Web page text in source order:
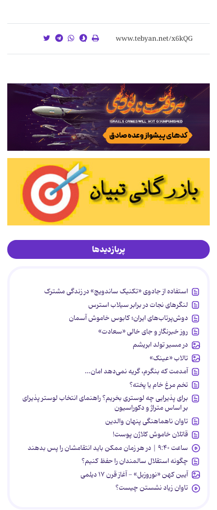
پربازدیدها
استفاده از جادوی «تکنیک ساندویچ» در زندگی مشترک
لنگرهای نجات در برابر سیلاب استرس
دوش‌پرتاب‌های ایران؛ کابوس خاموش آسمان
روز خبرنگار و جای خالی «سعادت»
در مسیر تولد ابریشم
تالاب «عینک»
آمدمت که بنگرم، گریه نمی‌دهد امان...
تخم مرغ خام یا پخته؟
برای پذیرایی چه لوستری بخریم؟ راهنمای انتخاب لوستر پذیرای
بر اساس متراژ و دکوراسیون
تاوان ناهماهنگی پنهان والدین
قاتلان خاموش کلاژن پوست!
ساعت ۹:۴۰ | در هر زمان ممکن باید انتقامشان را پس بدهند
چگونه استقلال سالمندان را حفظ کنیم؟
آیین کهن «نوروزبل» - آغاز قرن ۱۷ دیلمی
تاوان زیاد نشستن چیست؟